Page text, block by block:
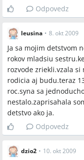
Odpovedz
leusina • 8. okt 2009
Ja sa mojim detstvom
rokov mladsiu
rozvode zriekli.vzala
rodicia aj budu.teraz
roc.syna sa
nestalo.zaprisahala
detstvo ako ja.
Odpovedz
dzio2 • 10. okt 2009